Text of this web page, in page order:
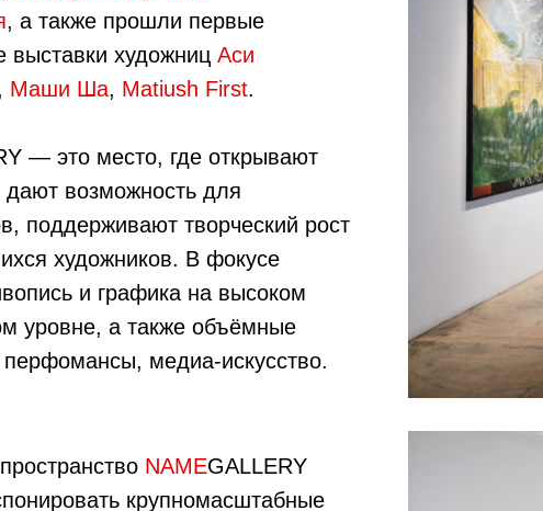
, а также прошли первые
выставки художниц Аси
Маши Ша, Matiush First.
— это место, где открывают
возможность для
поддерживают творческий рост
художников. В фокусе
и графика на высоком
уровне, а также объёмные
медиа-искусство.
NAMEGALLERY
крупномасштабные